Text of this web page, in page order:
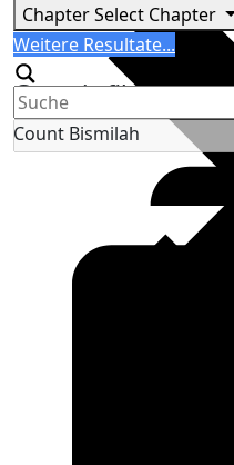
ChapterSelect Chapter
Search
Weitere Resultate...
Generic filters
Count Bismilah